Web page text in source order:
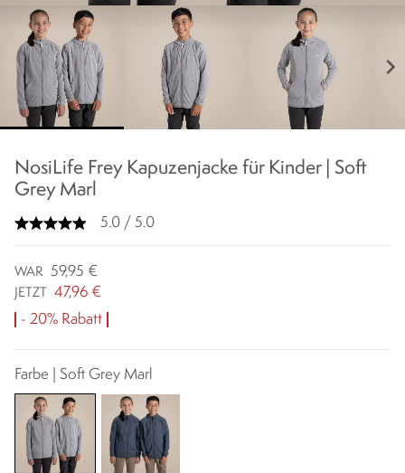
chevron_right
NosiLife Frey Kapuzenjacke für Kinder | Soft
Grey Marl
5.0 / 5.0
WAR 59,95 €
JETZT 47,96 €
- 20% Rabatt
Farbe | Soft Grey Marl